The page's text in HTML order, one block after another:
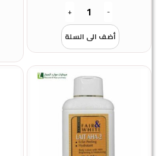
+
أضف الى السلة